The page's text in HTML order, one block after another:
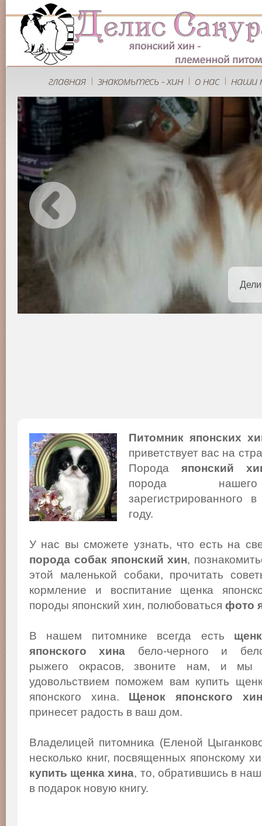
главная | знакомьтесь - хин | о нас | наши
Питомник японских
приветствует вас на
Порода японский
порода
году.
У нас вы сможете узнать, что есть на
порода собак японский хин,
этой маленькой собаки, прочитать
кормление и воспитание щенка
породы японский хин, полюбоваться фото
В нашем питомнике всегда есть
японского хина бело-черного и
рыжего окрасов, звоните нам, и мы
удовольствием поможем вам купить
японского хина. Щенок японского
принесет радость в ваш дом.
Владелицей питомника (Еленой
несколько книг, посвященных японскому
купить щенка хина, то, обратившись в
в подарок новую книгу.